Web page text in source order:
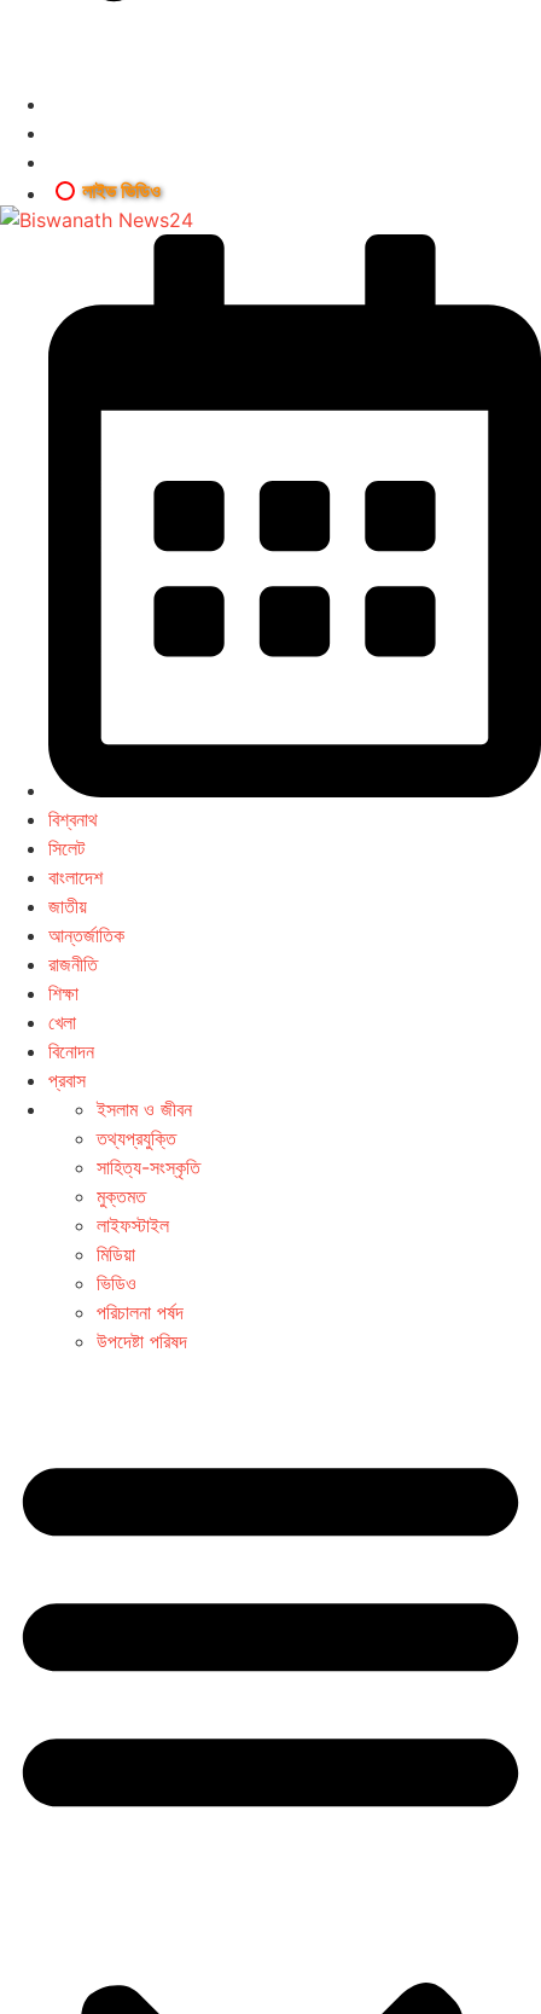
লাইভ ভিডিও
বিশ্বনাথ
সিলেট
বাংলাদেশ
জাতীয়
আন্তর্জাতিক
রাজনীতি
শিক্ষা
খেলা
বিনোদন
প্রবাস
ইসলাম ও জীবন
তথ্যপ্রযুক্তি
সাহিত্য-সংস্কৃতি
মুক্তমত
লাইফস্টাইল
মিডিয়া
ভিডিও
পরিচালনা পর্ষদ
উপদেষ্টা পরিষদ